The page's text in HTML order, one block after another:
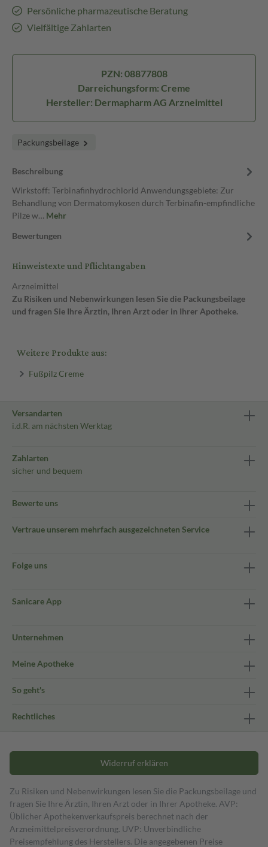
Persönliche pharmazeutische Beratung
Vielfältige Zahlarten
PZN: 08877808
Darreichungsform: Creme
Hersteller: Dermapharm AG Arzneimittel
Packungsbeilage
Beschreibung
Wirkstoff: Terbinafinhydrochlorid Anwendungsgebiete: Zur
Behandlung von Dermatomykosen durch Terbinafin-empfindliche
Pilze w… Mehr
Bewertungen
Hinweistexte und Pflichtangaben
Arzneimittel
Zu Risiken und Nebenwirkungen lesen Sie die Packungsbeilage
und fragen Sie Ihre Ärztin, Ihren Arzt oder in Ihrer Apotheke.
Weitere Produkte aus:
Fußpilz Creme
Versandarten
i.d.R. am nächsten Werktag
Zahlarten
sicher und bequem
Bewerte uns
Vertraue unserem mehrfach ausgezeichneten Service
Folge uns
Sanicare App
Unternehmen
Meine Apotheke
So geht's
Rechtliches
Widerruf erklären
Zu Risiken und Nebenwirkungen lesen Sie die Packungsbeilage und
fragen Sie Ihre Ärztin, Ihren Arzt oder in Ihrer Apotheke. AVP:
Üblicher Apothekenverkaufspreis berechnet nach der
Arzneimittelpreisverordnung. UVP: Unverbindliche
Preisempfehlung des Herstellers. Die angegebenen Preise